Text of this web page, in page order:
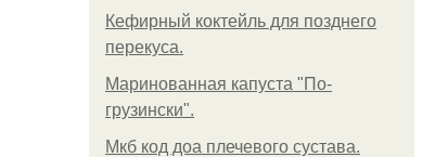
Кефирный коктейль для позднего
перекуса.
Маринованная капуста "По-
грузински".
Мкб код доа плечевого сустава.